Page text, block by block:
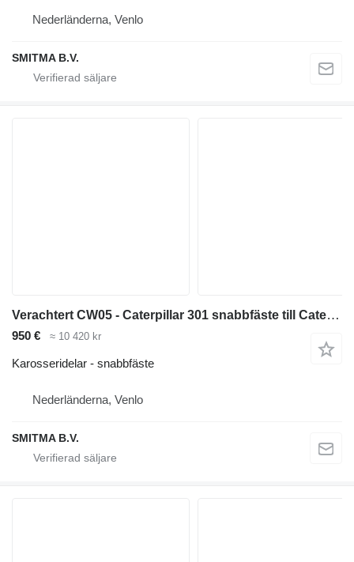
Nederländerna, Venlo
SMITMA B.V.
Verachtert CW05 - Caterpillar 301 snabbfäste till Caterpillar 301 minigrävare
950 € ≈ 10 420 kr
Karosseridelar - snabbfäste
Nederländerna, Venlo
SMITMA B.V.